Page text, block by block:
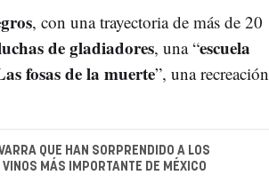
, con una trayectoria de más de 20
de gladiadores, una “escuela
fosas de la muerte”, una recreación
QUE HAN SORPRENDIDO A LOS
MÁS IMPORTANTE DE MÉXICO